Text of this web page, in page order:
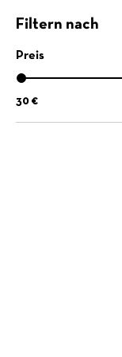
Filtern nach
Preis
30 €